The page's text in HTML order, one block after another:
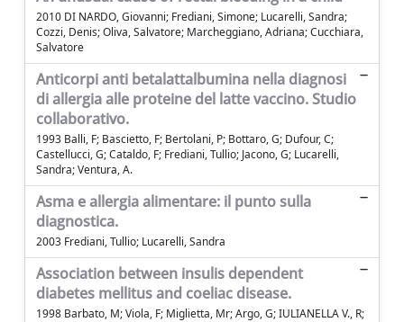
2010 DI NARDO, Giovanni; Frediani, Simone; Lucarelli, Sandra;
Cozzi, Denis; Oliva, Salvatore; Marcheggiano, Adriana; Cucchiara,
Salvatore
Anticorpi anti betalattalbumina nella diagnosi
di allergia alle proteine del latte vaccino. Studio
collaborativo.
1993 Balli, F; Bascietto, F; Bertolani, P; Bottaro, G; Dufour, C;
Castellucci, G; Cataldo, F; Frediani, Tullio; Jacono, G; Lucarelli,
Sandra; Ventura, A.
Asma e allergia alimentare: il punto sulla
diagnostica.
2003 Frediani, Tullio; Lucarelli, Sandra
Association between insulis dependent
diabetes mellitus and coeliac disease.
1998 Barbato, M; Viola, F; Miglietta, Mr; Argo, G; IULIANELLA V., R;